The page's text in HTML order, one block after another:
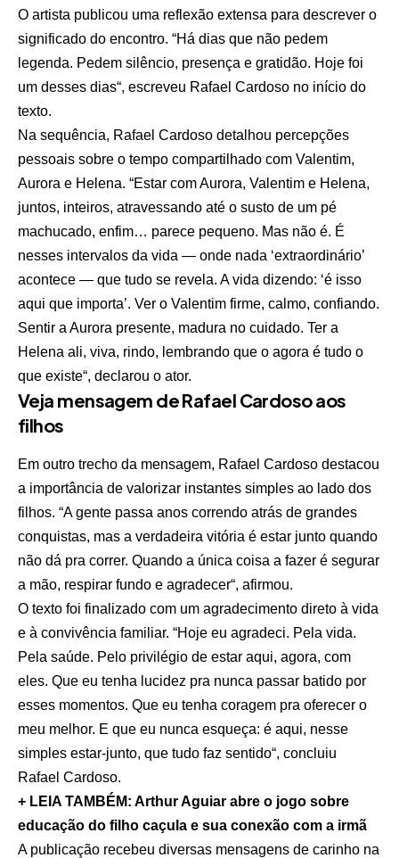
O artista publicou uma reflexão extensa para descrever o
significado do encontro. “Há dias que não pedem
legenda. Pedem silêncio, presença e gratidão. Hoje foi
um desses dias“, escreveu Rafael Cardoso no início do
texto.
Na sequência, Rafael Cardoso detalhou percepções
pessoais sobre o tempo compartilhado com Valentim,
Aurora e Helena. “Estar com Aurora, Valentim e Helena,
juntos, inteiros, atravessando até o susto de um pé
machucado, enfim… parece pequeno. Mas não é. É
nesses intervalos da vida — onde nada ‘extraordinário’
acontece — que tudo se revela. A vida dizendo: ‘é isso
aqui que importa’. Ver o Valentim firme, calmo, confiando.
Sentir a Aurora presente, madura no cuidado. Ter a
Helena ali, viva, rindo, lembrando que o agora é tudo o
que existe“, declarou o ator.
Veja mensagem de Rafael Cardoso aos
filhos
Em outro trecho da mensagem, Rafael Cardoso destacou
a importância de valorizar instantes simples ao lado dos
filhos. “A gente passa anos correndo atrás de grandes
conquistas, mas a verdadeira vitória é estar junto quando
não dá pra correr. Quando a única coisa a fazer é segurar
a mão, respirar fundo e agradecer“, afirmou.
O texto foi finalizado com um agradecimento direto à vida
e à convivência familiar. “Hoje eu agradeci. Pela vida.
Pela saúde. Pelo privilégio de estar aqui, agora, com
eles. Que eu tenha lucidez pra nunca passar batido por
esses momentos. Que eu tenha coragem pra oferecer o
meu melhor. E que eu nunca esqueça: é aqui, nesse
simples estar-junto, que tudo faz sentido“, concluiu
Rafael Cardoso.
+ LEIA TAMBÉM: Arthur Aguiar abre o jogo sobre
educação do filho caçula e sua conexão com a irmã
A publicação recebeu diversas mensagens de carinho na